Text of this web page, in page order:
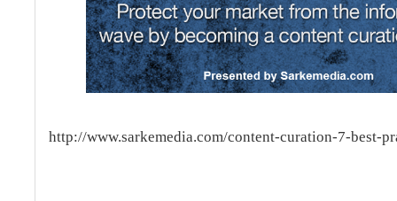
http://www.sarkemedia.com/content-curation-7-best-